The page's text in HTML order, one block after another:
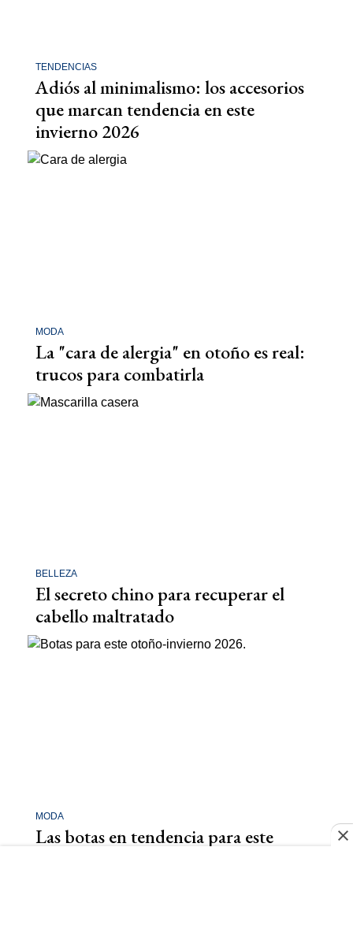
TENDENCIAS
Adiós al minimalismo: los accesorios
que marcan tendencia en este
invierno 2026
MODA
La "cara de alergia" en otoño es real:
trucos para combatirla
BELLEZA
El secreto chino para recuperar el
cabello maltratado
MODA
Las botas en tendencia para este